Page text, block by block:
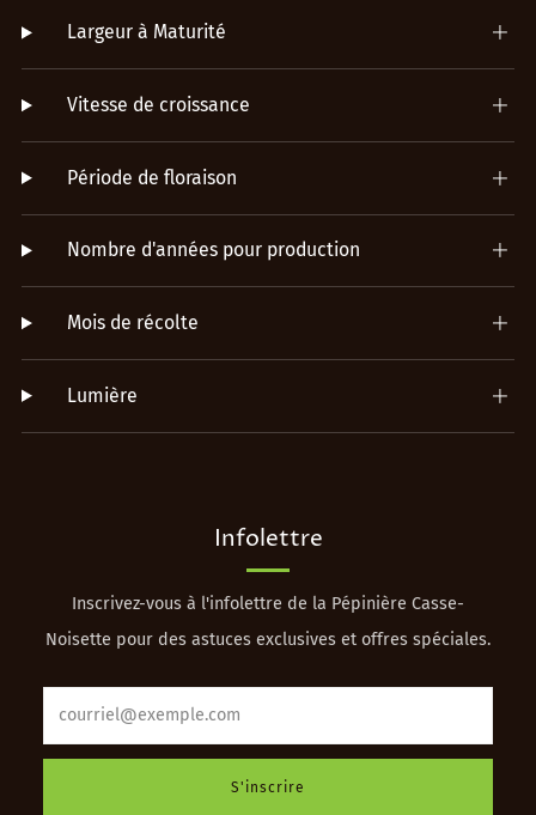
Largeur à Maturité
Vitesse de croissance
Période de floraison
Nombre d'années pour production
Mois de récolte
Lumière
Infolettre
Inscrivez-vous à l'infolettre de la Pépinière Casse-
Noisette pour des astuces exclusives et offres spéciales.
S'inscrire